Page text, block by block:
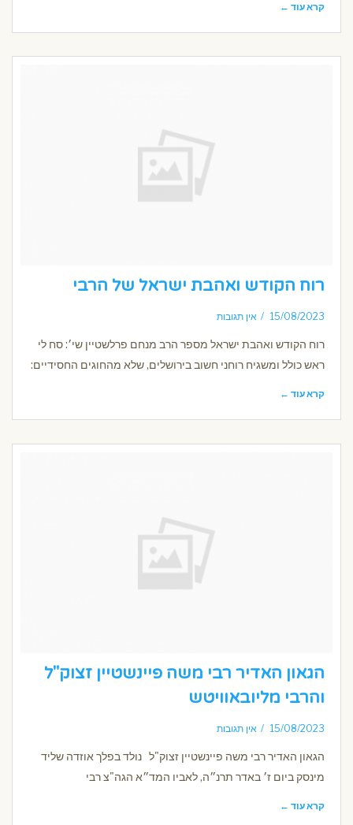
קרא עוד ←
רוח הקודש ואהבת ישראל של הרבי
15/08/2023 אין תגובות
רוח הקודש ואהבת ישראל מספר הרב מנחם פרלשטיין שי׳: סח לי
ראש כולל ומשגיח רוחני חשוב בירושלים, שלא מהחוגים החסידיים:
קרא עוד ←
הגאון האדיר רבי משה פיינשטיין זצוק"ל
והרבי מליובאוויטש
15/08/2023 אין תגובות
הגאון האדיר רבי משה פיינשטיין זצוק"ל נולד בפלך אוזדה שליד
מינסק ביום ז׳ באדר תרנ״ה, לאביו המד״א הגה"צ רבי
קרא עוד ←